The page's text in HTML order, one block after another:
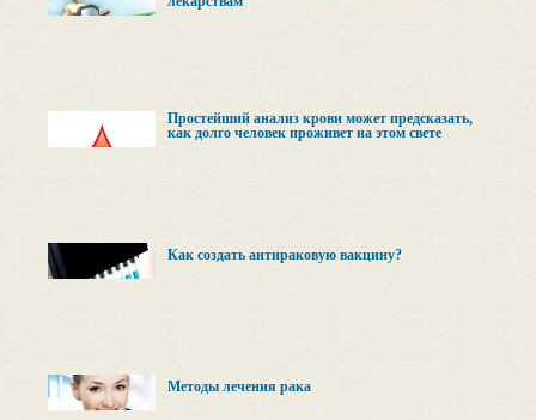
Простейший анализ крови может предсказать,
как долго человек проживет на этом свете
Как создать антираковую вакцину?
Методы лечения рака